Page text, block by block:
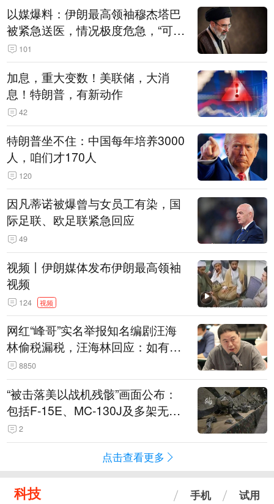
以媒爆料：伊朗最高领袖穆杰塔巴
被紧急送医，情况极度危急，“可能
随时会死去”
101
加息，重大变数！美联储，大消
息！特朗普，有新动作
42
特朗普坐不住：中国每年培养3000
人，咱们才170人
120
因凡蒂诺被爆曾与女员工有染，国
际足联、欧足联紧急回应
49
视频丨伊朗媒体发布伊朗最高领袖
视频
124 视频
网红“峰哥”实名举报知名编剧汪海
林偷税漏税，汪海林回应：如有违
法行为，相关机构自会进行评判和
处理
8850
“被击落美以战机残骸”画面公布：
包括F-15E、MC-130J及多架无人
机 2
点击查看更多
科技 手机 试用